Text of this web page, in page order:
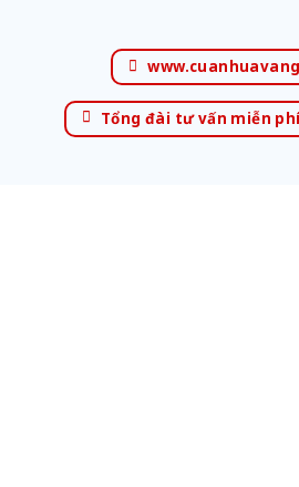
Tổng đài tư vấn miễn